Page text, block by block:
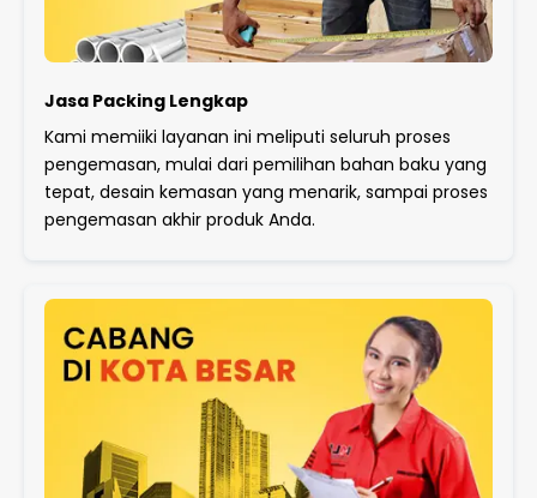
Jasa Packing Lengkap
Kami memiiki layanan ini meliputi seluruh proses
pengemasan, mulai dari pemilihan bahan baku yang
tepat, desain kemasan yang menarik, sampai proses
pengemasan akhir produk Anda.